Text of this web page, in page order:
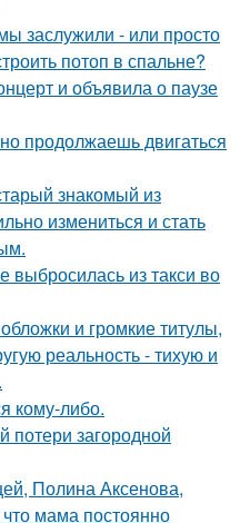
заслужили - или просто
потоп в спальне?
и объявила о паузе
продолжаешь двигаться
знакомый из
измениться и стать
из такси во
и громкие титулы,
реальность - тихую и
кому-либо.
потери загородной
Полина Аксенова,
мама постоянно